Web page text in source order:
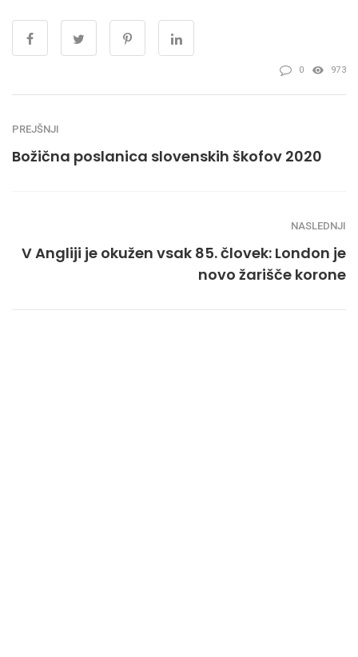
0 973
PREJŠNJI
Božična poslanica slovenskih škofov 2020
NASLEDNJI
V Angliji je okužen vsak 85. človek: London je
novo žarišče korone